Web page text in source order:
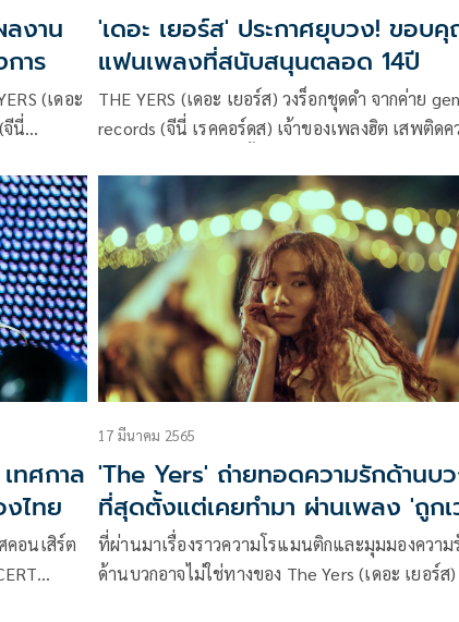
งาน
าร
(เดอะ
จีนี่
เหตุผล
าคมที่ผ่าน
เขาก็ได้
ดยใช้ชื่อ
เพื่อ
'เดอะ เยอร์ส' ประกาศยุบวง! ขอบ
แฟนเพลงที่สนับสนุนตลอด 14ปี
THE YERS (เดอะ เยอร์ส) วงร็อกชุดดำ จากค่าย
records (จีนี่ เรคคอร์ดส) เจ้าของเพลงฮิต เสพติดค
ล่าสุด “PRAY” ได้ประกาศยุบวงแล้ว โดยมีการโพสต์แจ้ง
ผ่านทาง social media ของวง
ทศกาล
ไทย
คอนเสิร์ต
17 มีนาคม 2565
'The Yers' ถ่ายทอดความรักด้านบ
ที่สุดตั้งแต่เคยทำมา ผ่านเพลง 'ถูกเ
ที่ผ่านมาเรื่องราวความโรแมนติกและมุมมองความ
ด้านบวกอาจไม่ใช่ทางของ The Yers (เดอะ เยอร์ส)